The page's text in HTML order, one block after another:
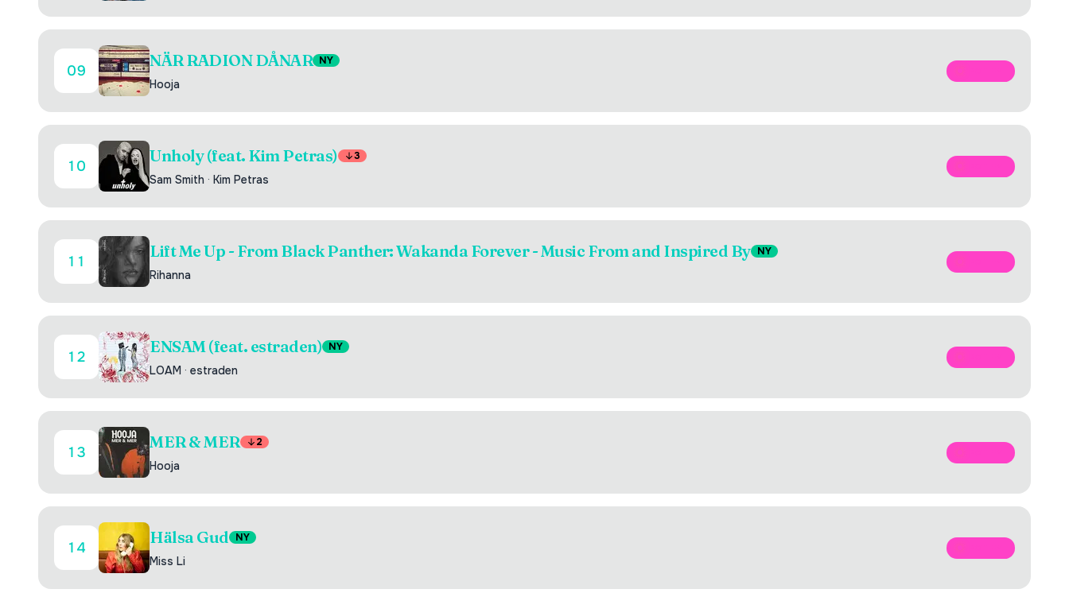
09
NÄR RADION DÅNAR NY
Hooja
10
Unholy (feat. Kim Petras) 3
Sam Smith · Kim Petras
11
Lift Me Up - From Black Panther: Wakanda Forever - Music From and Inspired By NY
Rihanna
12
ENSAM (feat. estraden) NY
LOAM · estraden
13
MER & MER 2
Hooja
14
Hälsa Gud NY
Miss Li